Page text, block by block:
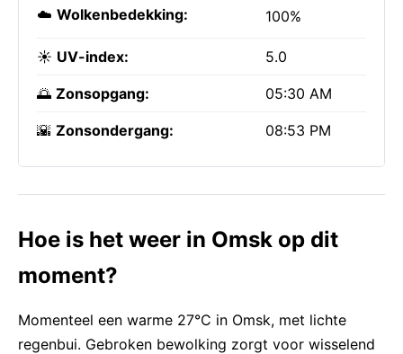
☁️ Wolkenbedekking: 100%
☀️ UV-index: 5.0
🌅 Zonsopgang: 05:30 AM
🌇 Zonsondergang: 08:53 PM
Hoe is het weer in Omsk op dit
moment?
Momenteel een warme 27°C in Omsk, met lichte
regenbui. Gebroken bewolking zorgt voor wisselend